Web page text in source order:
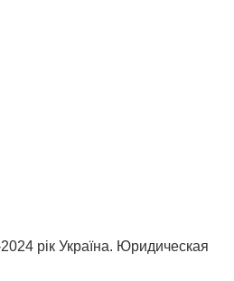
рік Україна. Юридическая